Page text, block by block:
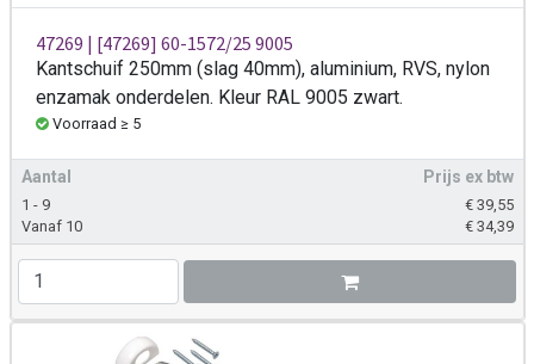
47269 | [47269] 60-1572/25 9005
Kantschuif 250mm (slag 40mm), aluminium, RVS, nylon
enzamak onderdelen. Kleur RAL 9005 zwart.
Voorraad ≥ 5
Aantal Prijs ex btw
1 - 9 € 39,55
Vanaf 10
€ 34,39